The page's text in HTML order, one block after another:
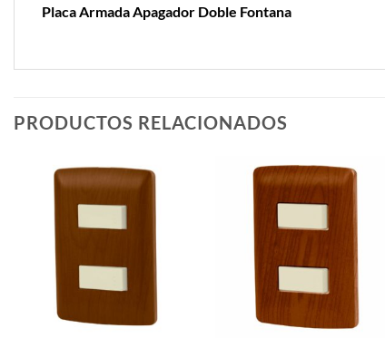
Placa Armada Apagador Doble Fontana
PRODUCTOS RELACIONADOS